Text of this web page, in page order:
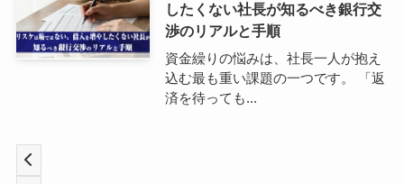
したくない社長が知るべき銀行交
渉のリアルと手順
資金繰りの悩みは、社長一人が抱え
込む最も重い課題の一つです。 「返
済を待っても...